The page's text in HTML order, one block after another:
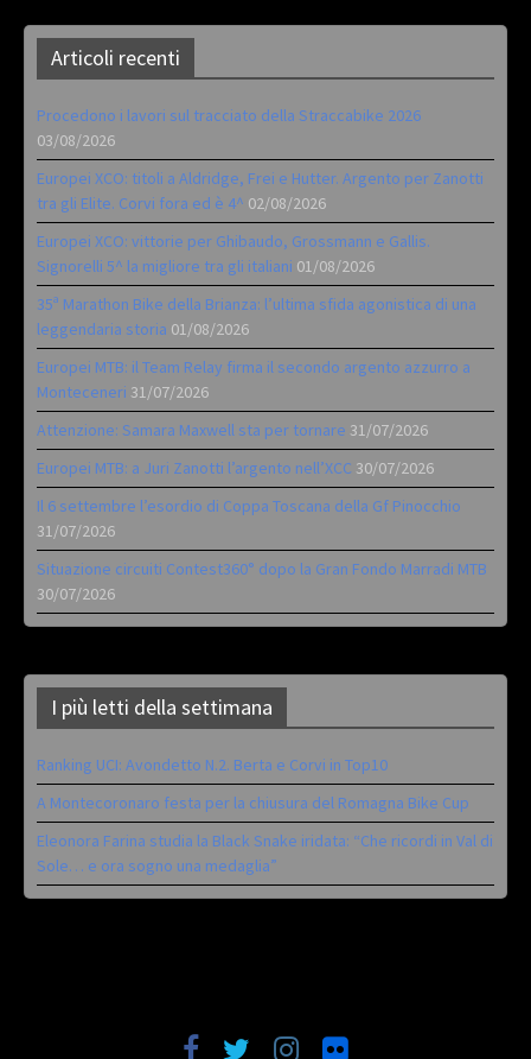
Articoli recenti
Procedono i lavori sul tracciato della Straccabike 2026
03/08/2026
Europei XCO: titoli a Aldridge, Frei e Hutter. Argento per Zanotti
tra gli Elite. Corvi fora ed è 4^ 02/08/2026
Europei XCO: vittorie per Ghibaudo, Grossmann e Gallis.
Signorelli 5^ la migliore tra gli italiani 01/08/2026
35ª Marathon Bike della Brianza: l’ultima sfida agonistica di una
leggendaria storia 01/08/2026
Europei MTB: il Team Relay firma il secondo argento azzurro a
Monteceneri 31/07/2026
Attenzione: Samara Maxwell sta per tornare 31/07/2026
Europei MTB: a Juri Zanotti l’argento nell’XCC 30/07/2026
Il 6 settembre l’esordio di Coppa Toscana della Gf Pinocchio
31/07/2026
Situazione circuiti Contest360° dopo la Gran Fondo Marradi MTB
30/07/2026
I più letti della settimana
Ranking UCI: Avondetto N.2. Berta e Corvi in Top10
A Montecoronaro festa per la chiusura del Romagna Bike Cup
Eleonora Farina studia la Black Snake iridata: “Che ricordi in Val di
Sole… e ora sogno una medaglia”